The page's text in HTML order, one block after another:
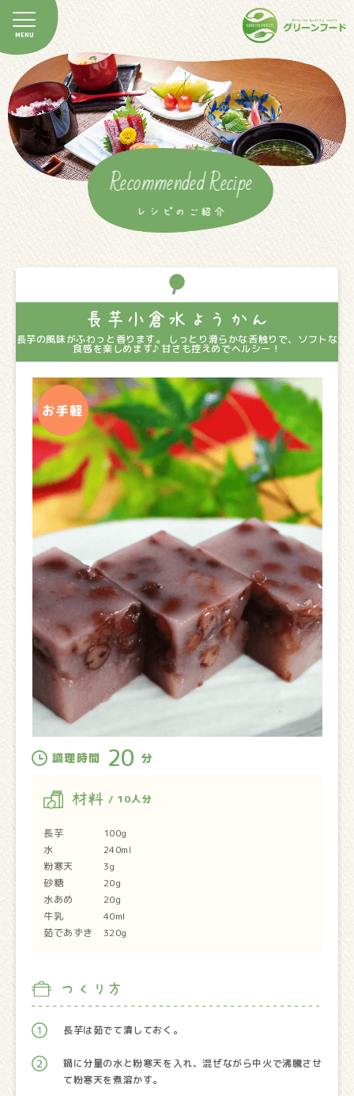
Recommended Recipe
レシピのご紹介
長芋小倉水ようかん
長芋の風味がふわっと香ります。 しっとり滑らかな舌触りで、ソフトな
食感を楽しめます♪ 甘さも控えめでヘルシー！
調理時間 20 分
材料 / 10人分
長芋 100g
水 240ml
粉寒天 3g
砂糖 20g
水あめ 20g
牛乳 40ml
茹であずき 320g
つくり方
長芋は茹でて潰しておく。
鍋に分量の水と粉寒天を入れ、混ぜながら中火で沸騰させ
て粉寒天を煮溶かす。